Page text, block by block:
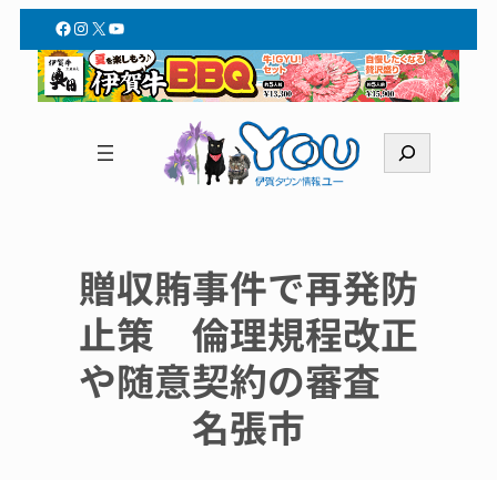
Facebook
Instagram
X YouTube
索
贈収賄事件で再発防
止策 倫理規程改正
や随意契約の審査
名張市